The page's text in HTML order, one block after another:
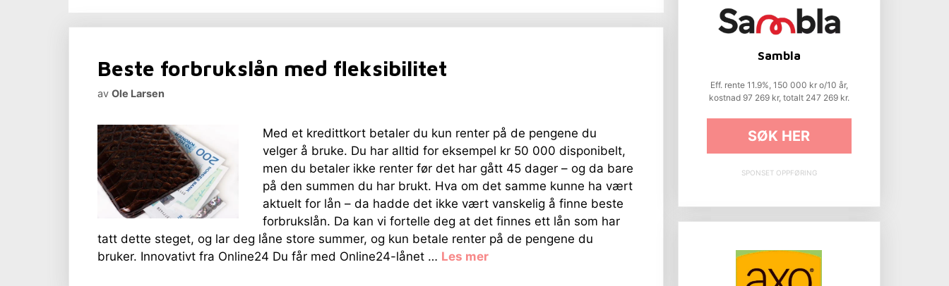
Beste forbrukslån med fleksibilitet
av Ole Larsen
Med et kredittkort betaler du kun renter på de pengene du
velger å bruke. Du har alltid for eksempel kr 50 000 disponibelt,
men du betaler ikke renter før det har gått 45 dager – og da bare
på den summen du har brukt. Hva om det samme kunne ha vært
aktuelt for lån – da hadde det ikke vært vanskelig å finne beste
forbrukslån. Da kan vi fortelle deg at det finnes ett lån som har
tatt dette steget, og lar deg låne store summer, og kun betale renter på de pengene du
bruker. Innovativt fra Online24 Du får med Online24-lånet … Les mer
Sambla
Eff. rente 11.9%, 150 000 kr o/10 år,
kostnad 97 269 kr, totalt 247 269 kr.
SØK HER
SPONSET OPPFØRING